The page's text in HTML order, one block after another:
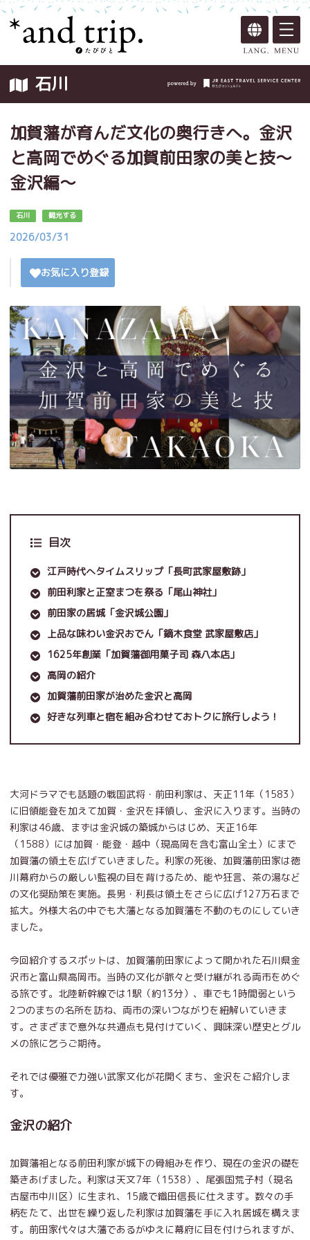
石川
加賀藩が育んだ文化の奥行きへ。金沢
と高岡でめぐる加賀前田家の美と技～
金沢編～
石川 観光する
2026/03/31
お気に入り登録
目次
江戸時代へタイムスリップ「長町武家屋敷跡」
前田利家と正室まつを祭る「尾山神社」
前田家の居城「金沢城公園」
上品な味わい金沢おでん「鏑木食堂 武家屋敷店」
1625年創業「加賀藩御用菓子司 森八本店」
高岡の紹介
加賀藩前田家が治めた金沢と高岡
好きな列車と宿を組み合わせておトクに旅行しよう！
大河ドラマでも話題の戦国武将・前田利家は、天正11年（1583）
に旧領能登を加えて加賀・金沢を拝領し、金沢に入ります。当時の
利家は46歳、まずは金沢城の築城からはじめ、天正16年
（1588）には加賀・能登・越中（現高岡を含む富山全土）にまで
加賀藩の領土を広げていきました。利家の死後、加賀藩前田家は徳
川幕府からの厳しい監視の目を背けるため、能や狂言、茶の湯など
の文化奨励策を実施。長男・利長は領土をさらに広げ127万石まで
拡大。外様大名の中でも大藩となる加賀藩を不動のものにしていき
ました。
今回紹介するスポットは、加賀藩前田家によって開かれた石川県金
沢市と富山県高岡市。当時の文化が脈々と受け継がれる両市をめぐ
る旅です。北陸新幹線では1駅（約13分）、車でも1時間弱という
2つのまちの名所を訪ね、両市の深いつながりを紐解いていきま
す。さまざまで意外な共通点も見付けていく、興味深い歴史とグル
メの旅に乞うご期待。
それでは優雅で力強い武家文化が花開くまち、金沢をご紹介しま
す。
金沢の紹介
加賀藩祖となる前田利家が城下の骨組みを作り、現在の金沢の礎を
築きあげました。利家は天文7年（1538）、尾張国荒子村（現名
古屋市中川区）に生まれ、15歳で織田信長に仕えます。数々の手
柄をたて、出世を繰り返した利家は加賀藩を手に入れ居城を構えま
す。前田家代々は大藩であるがゆえに幕府に目を付けられますが、